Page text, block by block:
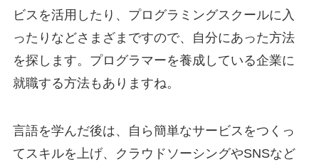
ビスを活用したり、プログラミングスクールに入
ったりなどさまざまですので、自分にあった方法
を探します。プログラマーを養成している企業に
就職する方法もありますね。
言語を学んだ後は、自ら簡単なサービスをつくっ
てスキルを上げ、クラウドソーシングやSNSなど